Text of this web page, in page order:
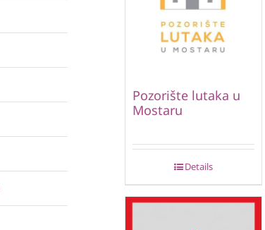
Pozorište lutaka u
Mostaru
Details